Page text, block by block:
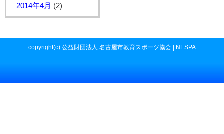
2014年4月 (2)
copyright(c) 公益財団法人 名古屋市教育スポーツ協会 | NESPA